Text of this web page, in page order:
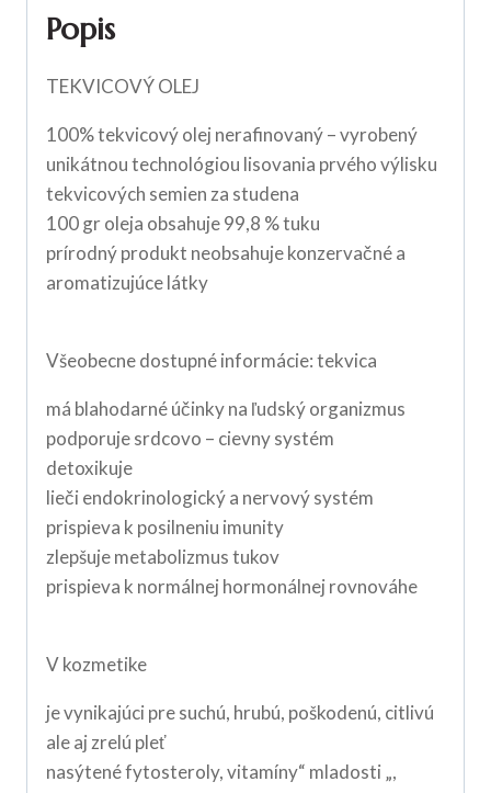
Popis
TEKVICOVÝ OLEJ
100% tekvicový olej nerafinovaný – vyrobený
unikátnou technológiou lisovania prvého výlisku
tekvicových semien za studena
100 gr oleja obsahuje 99,8 % tuku
prírodný produkt neobsahuje konzervačné a
aromatizujúce látky
Všeobecne dostupné informácie: tekvica
má blahodarné účinky na ľudský organizmus
podporuje srdcovo – cievny systém
detoxikuje
lieči endokrinologický a nervový systém
prispieva k posilneniu imunity
zlepšuje metabolizmus tukov
prispieva k normálnej hormonálnej rovnováhe
V kozmetike
je vynikajúci pre suchú, hrubú, poškodenú, citlivú
ale aj zrelú pleť
nasýtené fytosteroly, vitamíny“ mladosti „,